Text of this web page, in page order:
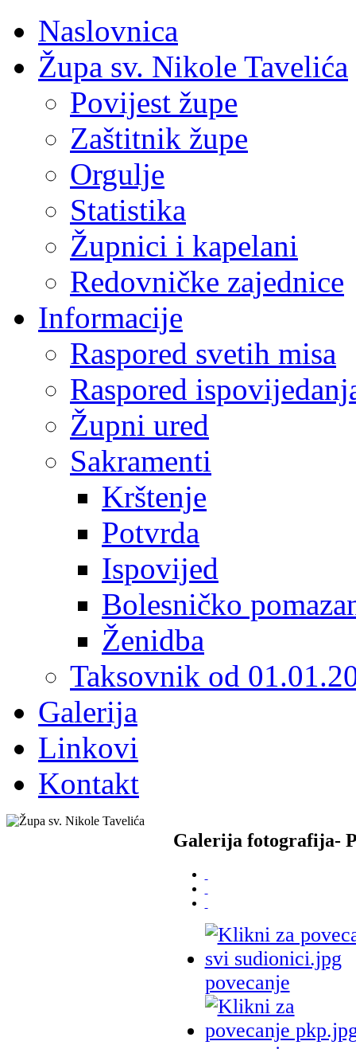
Naslovnica
Župa sv. Nikole Tavelića
Povijest župe
Zaštitnik župe
Orgulje
Statistika
Župnici i kapelani
Redovničke zajednice
Informacije
Raspored svetih misa
Raspored
Župni ured
Sakramenti
Krštenje
Potvrda
Ispovijed
Bolesničko
Ženidba
Taksovnik od
Galerija
Linkovi
Kontakt
Galerija fotografija-
povecanje